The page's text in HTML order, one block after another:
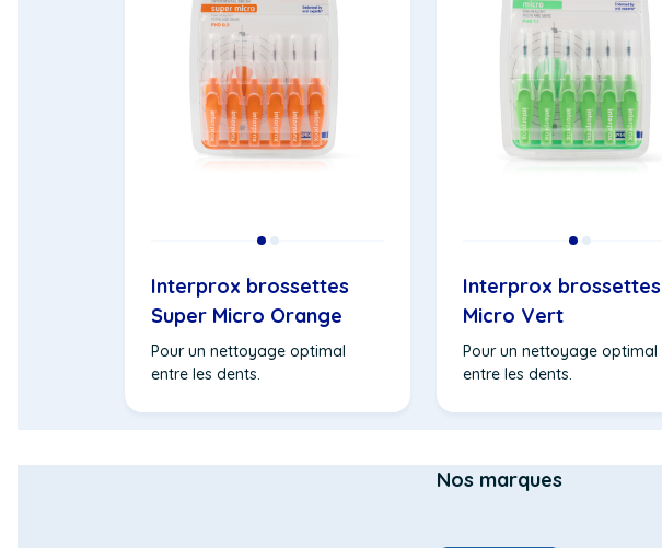
Interprox brossettes
Super Micro Orange
Pour un nettoyage optimal
entre les dents.
Interprox brossettes
Micro Vert
Pour un nettoyage optimal
entre les dents.
Nos marques